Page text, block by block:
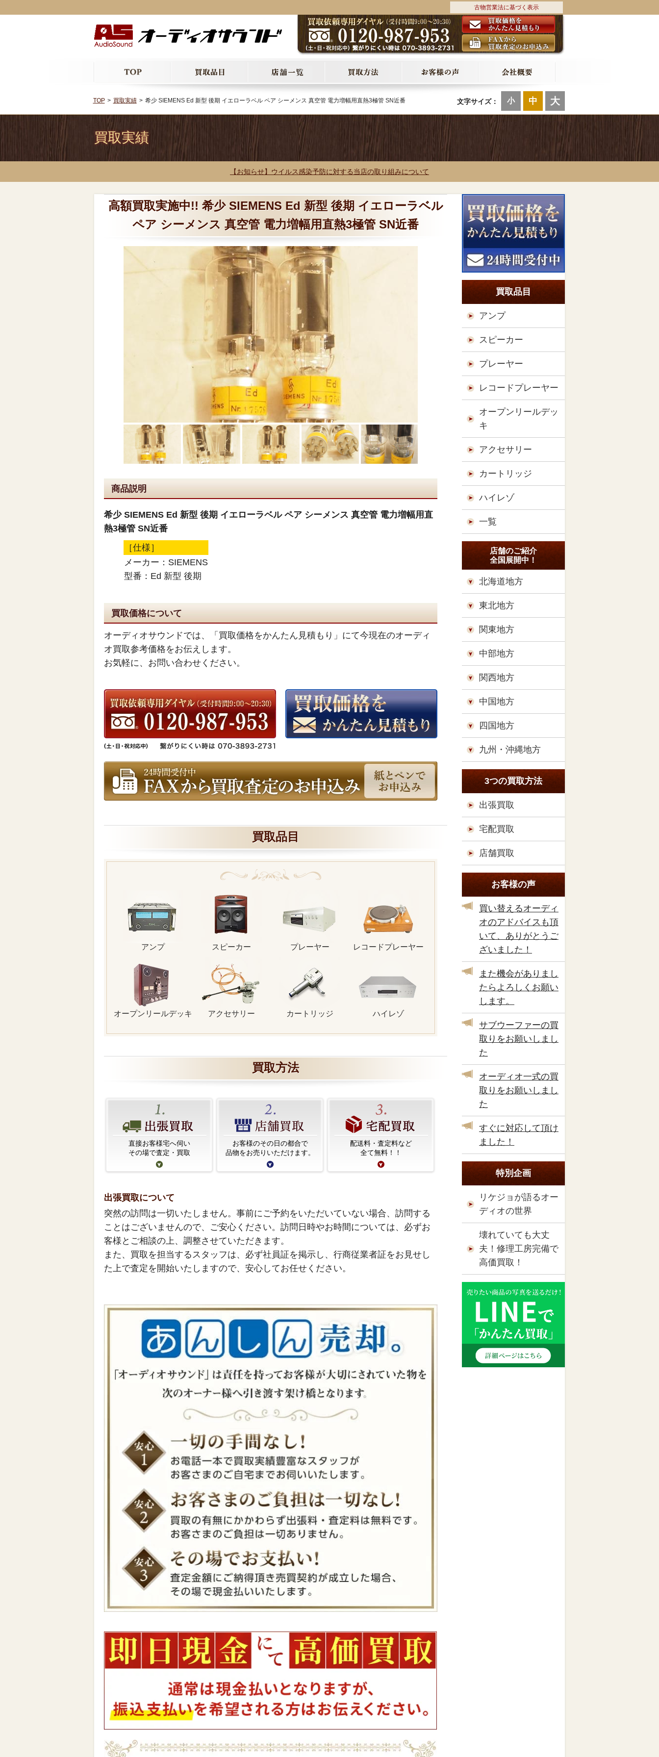
古物営業法に基づく表示
文字サイズ： 小 中 大
TOP 買取実績 希少 SIEMENS Ed 新型 後期 イエローラベル ペア シーメンス 真空管 電力増幅用直熱3極管 SN近番
買取実績
【お知らせ】ウイルス感染予防に対する当店の取り組みについて
高額買取実施中!! 希少 SIEMENS Ed 新型 後期 イエローラベル
ペア シーメンス 真空管 電力増幅用直熱3極管 SN近番
商品説明
希少 SIEMENS Ed 新型 後期 イエローラベル ペア シーメンス 真空管 電力増幅用直
熱3極管 SN近番
［仕様］
メーカー：SIEMENS
型番：Ed 新型 後期
買取価格について
オーディオサウンドでは、「買取価格をかんたん見積もり」にて今現在のオーディ
オ買取参考価格をお伝えします。
お気軽に、お問い合わせください。
買取品目
アンプ スピーカー プレーヤー レコードプレーヤー
オープンリールデッキ アクセサリー カートリッジ ハイレゾ
買取方法
直接お客様宅へ伺い
その場で査定・買取
お客様のその日の都合で
品物をお売りいただけます。
配送料・査定料など
全て無料！！
出張買取について
突然の訪問は一切いたしません。事前にご予約をいただいていない場合、訪問する
ことはございませんので、ご安心ください。訪問日時やお時間については、必ずお
客様とご相談の上、調整させていただきます。
また、買取を担当するスタッフは、必ず社員証を掲示し、行商従業者証をお見せし
た上で査定を開始いたしますので、安心してお任せください。
買取品目
アンプ
スピーカー
プレーヤー
レコードプレーヤー
オープンリールデッ
キ
アクセサリー
カートリッジ
ハイレゾ
一覧
店舗のご紹介
全国展開中！
北海道地方
東北地方
関東地方
中部地方
関西地方
中国地方
四国地方
九州・沖縄地方
3つの買取方法
出張買取
宅配買取
店舗買取
お客様の声
買い替えるオーディ
オのアドバイスも頂
いて、ありがとうご
ざいました！
また機会がありまし
たらよろしくお願い
します。
サブウーファーの買
取りをお願いしまし
た
オーディオ一式の買
取りをお願いしまし
た
すぐに対応して頂け
ました！
特別企画
リケジョが語るオー
ディオの世界
壊れていても大丈
夫！修理工房完備で
高価買取！